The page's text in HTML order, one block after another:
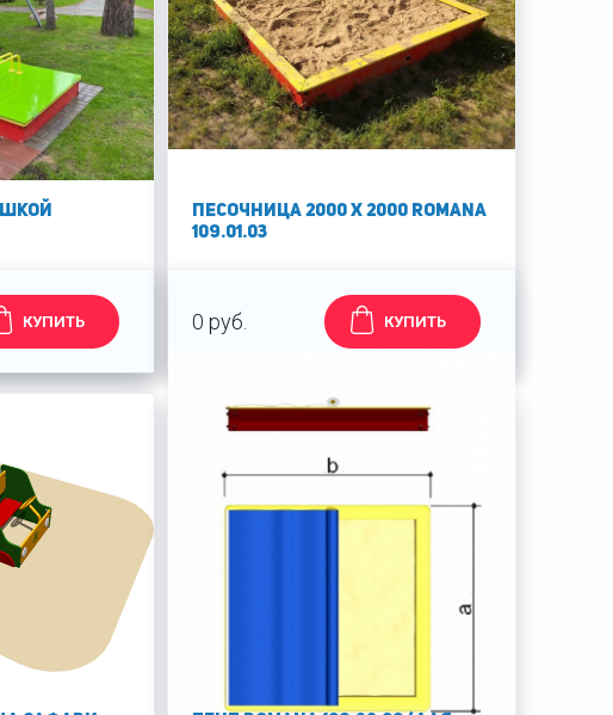
КУПИТЬ
Песочница 2000 х 2000 Romana
109.01.03
0 руб. КУПИТЬ